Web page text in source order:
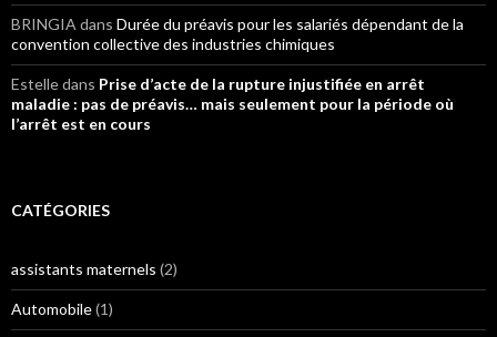
BRINGIA dans Durée du préavis pour les salariés dépendant de la
convention collective des industries chimiques
Estelledans Prise d’acte de la rupture injustifiée en arrêt
maladie : pas de préavis… mais seulement pour la période où
l’arrêt est en cours
CATÉGORIES
assistants maternels (2)
Automobile(1)